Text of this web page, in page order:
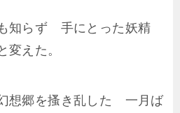
知らず 手にとった妖精
えた。
想郷を搔き乱した 一月ば